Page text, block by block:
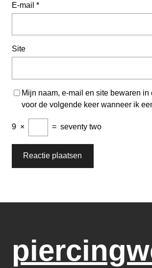
E-mail *
Site
Mijn naam, e-mail en site bewaren in
voor de volgende keer wanneer ik
9 × = seventy two